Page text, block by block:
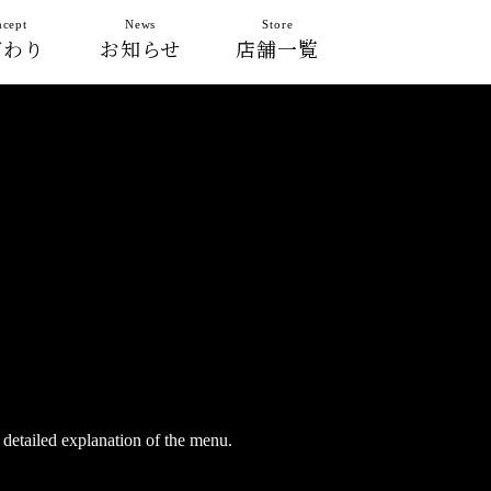
り お知らせ
News
店舗一覧
Store
explanation of the menu.